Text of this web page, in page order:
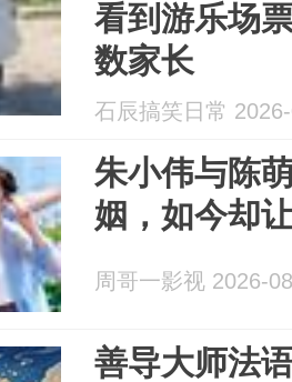
看到游乐场
数家长
石辰搞笑日常
朱小伟与陈
姻，如今却
周哥一影视 2026-
善导大师法